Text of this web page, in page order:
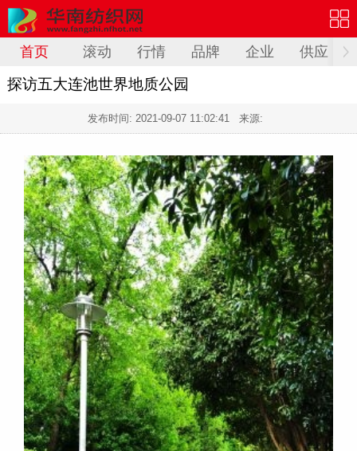
首页 滚动 行情 品牌 企业 供应
探访五大连池世界地质公园
发布时间: 2021-09-07 11:02:41 来源: